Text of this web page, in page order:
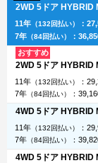
2WD 5ドア HYBRID
11年（132回払い） ：
7年（84回払い） ：
おすすめ
2WD 5ドア HYBRID
11年（132回払い） ：
7年（84回払い） ：
4WD 5ドア HYBRID
11年（132回払い） ：
7年（84回払い） ：
4WD 5ドア HYBRID